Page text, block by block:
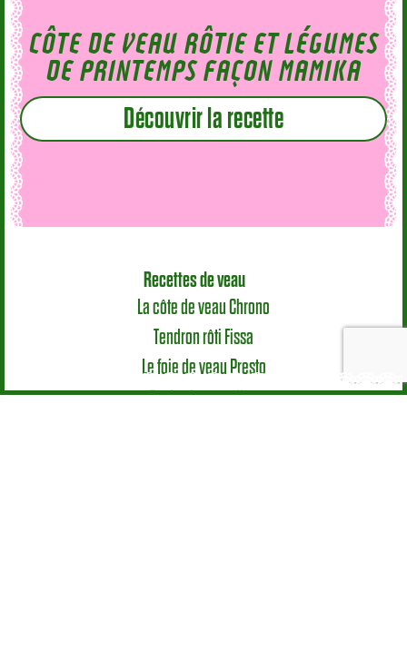
CÔTE DE VEAU RÔTIE ET LÉGUMES
DE PRINTEMPS FAÇON MAMIKA
Découvrir la recette
Recettes de veau
La côte de veau Chrono
Tendron rôti Fissa
Le foie de veau Presto
Toutes les recettes